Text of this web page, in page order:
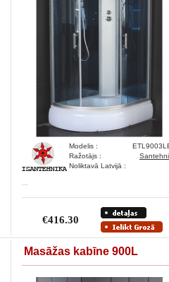
Modelis :
Ražotājs :
Noliktavā Latvijā :
€416.30
Masāžas kabīne 900L